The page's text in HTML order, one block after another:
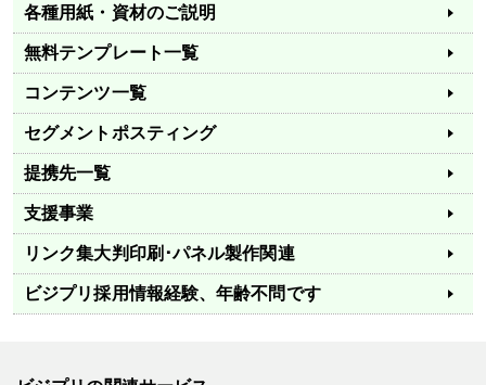
各種用紙・資材のご説明
無料テンプレート一覧
コンテンツ一覧
セグメントポスティング
提携先一覧
支援事業
リンク集大判印刷･パネル製作関連
ビジプリ採用情報経験、年齢不問です